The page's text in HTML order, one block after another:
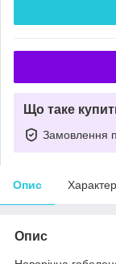
Що таке
Замовлення
Опис
Опис